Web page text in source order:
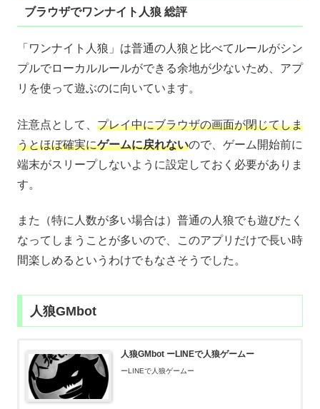
ブラウザでワンナイト人狼 総評
「ワンナイト人狼」は普通の人狼と比べてルールがシン
プルでローカルルールができる余地が少ないため、アプ
リを使って遊ぶのに向いています。
注意点として、 プレイ中にブラウザの画面が閉じてしま
うとほぼ確実にゲームに戻れないので、ゲーム開始前に
端末がスリープしないように設定しておく必要がありま
す。
また（特に人数が多い場合は）普通の人狼でも遊びたく
なってしまうことが多いので、このアプリだけで長い時
間楽しめるというわけでもなさそうでした。
人狼GMbot
人狼GMbot ーLINEで人狼ゲームー
ーLINEで人狼ゲームー